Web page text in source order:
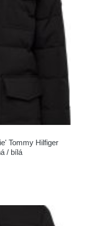
Tommy Hilfiger
/ bílá